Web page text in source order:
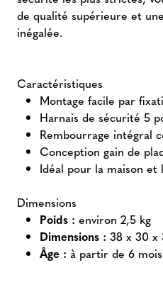
de qualité supérieure et
inégalée.
Caractéristiques
Montage facile par
Harnais de sécurité 5
Rembourrage intégral
Conception gain de
Idéal pour la maison et
Dimensions
Poids : environ 2,5 kg
Dimensions : 38 x 30 x
Âge : à partir de 6